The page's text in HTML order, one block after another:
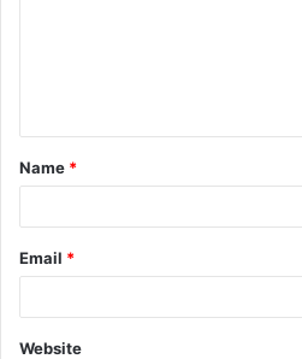
t
*
Name *
Email *
Website